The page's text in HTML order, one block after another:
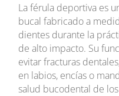
La férula deportiva es
bucal fabricado a
dientes durante la
de alto impacto. Su
evitar fracturas
en labios, encías o
salud bucodental de